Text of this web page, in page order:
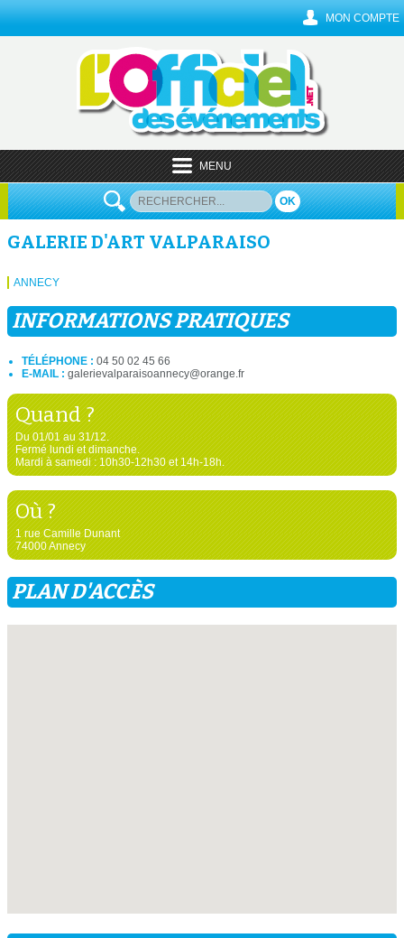
MON COMPTE
MENU
OK
GALERIE D'ART VALPARAISO
ANNECY
INFORMATIONS PRATIQUES
TÉLÉPHONE : 04 50 02 45 66
E-MAIL : galerievalparaisoannecy@orange.fr
Quand ?
Du 01/01 au 31/12.
Fermé lundi et dimanche.
Mardi à samedi : 10h30-12h30 et 14h-18h.
Où ?
1 rue Camille Dunant
74000 Annecy
PLAN D'ACCÈS